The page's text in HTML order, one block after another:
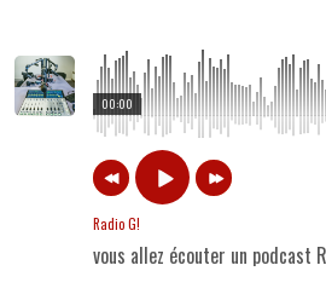
00:00
Radio G!
vous allez écouter un